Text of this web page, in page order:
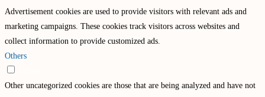
Advertisement cookies are used to provide visitors with relevant ads and
marketing campaigns. These cookies track visitors across websites and
collect information to provide customized ads.
Others
Other uncategorized cookies are those that are being analyzed and have not